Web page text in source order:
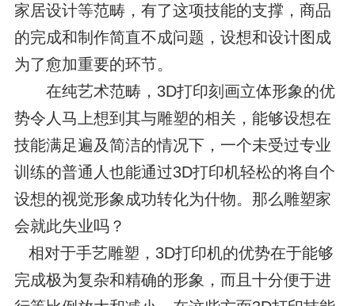
家居设计等范畴，有了这项技能的支撑，商品
的完成和制作简直不成问题，设想和设计图成
为了愈加重要的环节。
在纯艺术范畴，3D打印刻画立体形象的优
势令人马上想到其与雕塑的相关，能够设想在
技能满足遍及简洁的情况下，一个未受过专业
训练的普通人也能通过3D打印机轻松的将自个
设想的视觉形象成功转化为什物。那么雕塑家
会就此失业吗？
相对于手艺雕塑，3D打印机的优势在于能够
完成极为复杂和精确的形象，而且十分便于进